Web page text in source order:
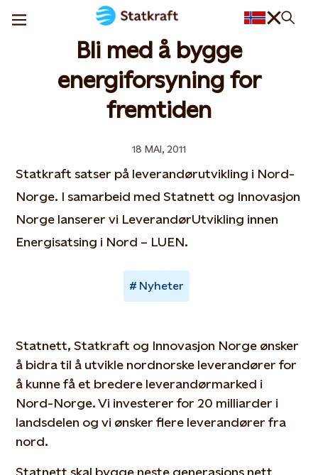
Bli med å bygge
energiforsyning for
fremtiden
18 MAI, 2011
Statkraft satser på leverandørutvikling i Nord-
Norge. I samarbeid med Statnett og Innovasjon
Norge lanserer vi LeverandørUtvikling innen
Energisatsing i Nord – LUEN.
Nyheter
Statnett, Statkraft og Innovasjon Norge ønsker
å bidra til å utvikle nordnorske leverandører for
å kunne få et bredere leverandørmarked i
Nord-Norge. Vi investerer for 20 milliarder i
landsdelen og vi ønsker flere leverandører fra
nord.
Statnett skal bygge neste generasjons nett